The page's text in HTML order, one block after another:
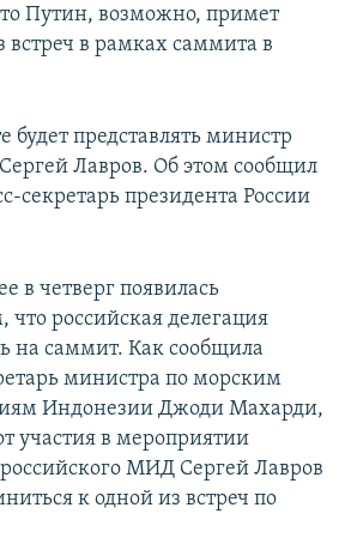
Путин, возможно, примет
встреч в рамках саммита в
будет представлять министр
Лавров. Об этом сообщил
секретарь президента России
в четверг появилась
российская делегация
на саммит. Как сообщила
министра по морским
Индонезии Джоди Махарди,
участия в мероприятии
российского МИД Сергей Лавров
к одной из встреч по